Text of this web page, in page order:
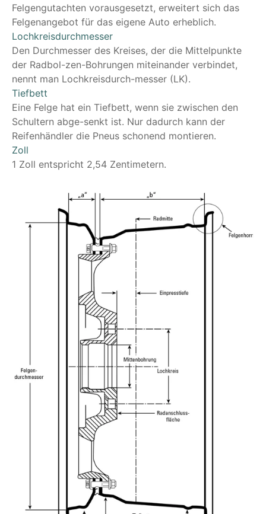
Felgengutachten vorausgesetzt, erweitert sich das
Felgenangebot für das eigene Auto erheblich.
Lochkreisdurchmesser
Den Durchmesser des Kreises, der die Mittelpunkte
der Radbol-zen-Bohrungen miteinander verbindet,
nennt man Lochkreisdurch-messer (LK).
Tiefbett
Eine Felge hat ein Tiefbett, wenn sie zwischen den
Schultern abge-senkt ist. Nur dadurch kann der
Reifenhändler die Pneus schonend montieren.
Zoll
1 Zoll entspricht 2,54 Zentimetern.